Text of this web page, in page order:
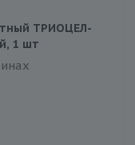
ТРИОЦЕЛ-
1 шт